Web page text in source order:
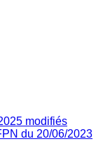
modifiés
du 20/06/2023